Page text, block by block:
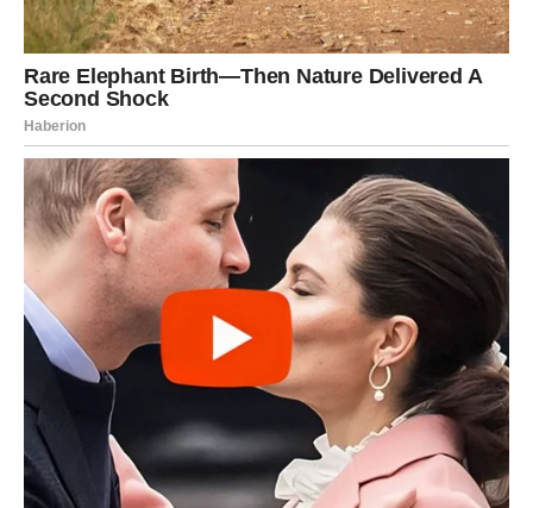
dobijete. Slobodne Vage mogu upoznati osobu koja ih
mentalno potpuno osvoji.
ŠKORPIJA
Škorpije danas imaju snažnu intuiciju i duboku
emocionalnu energiju. Ovo je dan kada možete videti
istinu – o drugima, ali i o sebi. Ne ignorišite osećaj koji
vam govori da nešto treba da se promeni. Na poslovnom
planu moguće su važne informacije ili saznanja. U ljubavi
dolazi do preokreta – bilo kroz iskren razgovor, bilo kroz
tiho povlačenje. Slobodne Škorpije mogu osetiti snažnu
privlačnost prema osobi koja nosi karmičku energiju.
STRELAC